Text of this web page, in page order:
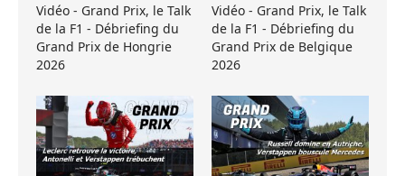
Vidéo - Grand Prix, le Talk
de la F1 - Débriefing du
Grand Prix de Hongrie
2026
Vidéo - Grand Prix, le Talk
de la F1 - Débriefing du
Grand Prix de Belgique
2026